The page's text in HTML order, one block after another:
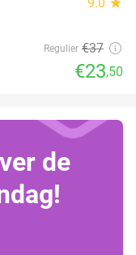
Regulier €37
€23,50
de